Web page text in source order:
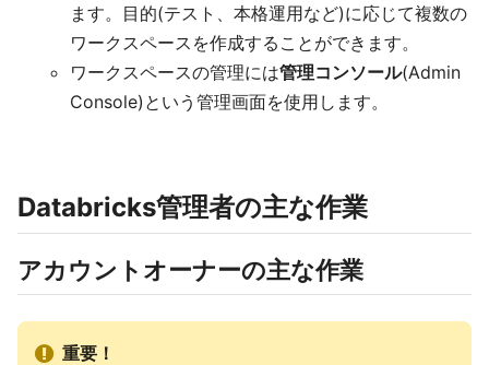
ます。目的(テスト、本格運用など)に応じて複数の
ワークスペースを作成することができます。
ワークスペースの管理には管理コンソール(Admin
Console)という管理画面を使用します。
Databricks管理者の主な作業
アカウントオーナーの主な作業
重要！